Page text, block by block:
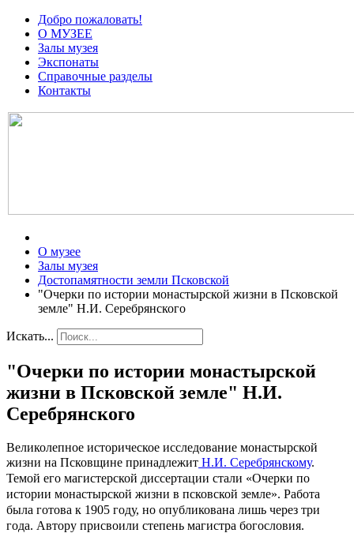
Добро пожаловать!
О МУЗЕЕ
Залы музея
Экспонаты
Справочные разделы
Контакты
О музее
Залы музея
Достопамятности земли Псковской
"Очерки по истории монастырской жизни в Псковской
земле" Н.И. Серебрянского
Искать...
"Очерки по истории монастырской
жизни в Псковской земле" Н.И.
Серебрянского
Великолепное историческое исследование монастырской
жизни на Псковщине принадлежит Н.И. Серебрянскому.
Темой его магистерской диссертации стали «Очерки по
истории монастырской жизни в псковской земле». Работа
была готова к 1905 году, но опубликована лишь через три
года. Автору присвоили степень магистра богословия.